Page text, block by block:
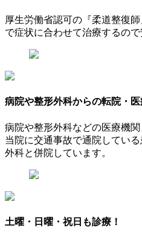
厚生労働省認可の『柔道整復
で症状に合わせて治療するので
病院や整形外科からの転院・医
病院や整形外科などの医療機関
当院に交通事故で通院してい
外科と併院しています。
土曜・日曜・祝日 も診療！